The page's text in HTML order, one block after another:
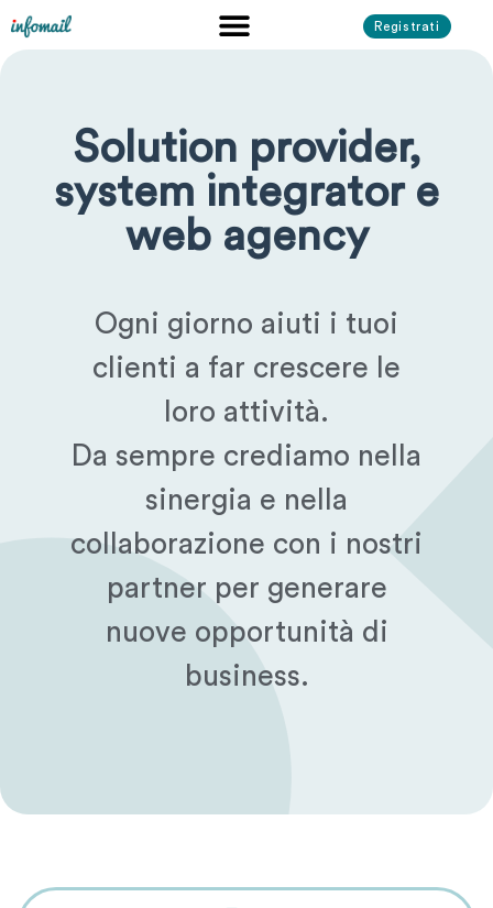
Registrati
Solution provider,
system integrator e
web agency
Ogni giorno aiuti i tuoi
clienti a far crescere le
loro attività.
Da sempre crediamo nella
sinergia e nella
collaborazione con i nostri
partner per generare
nuove opportunità di
business.